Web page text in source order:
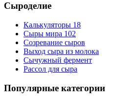
Сыроделие
Калькуляторы 18
Сыры мира 102
Созревание сыров
Выход сыра из молока
Сычужный фермент
Рассол для сыра
Популярные категории